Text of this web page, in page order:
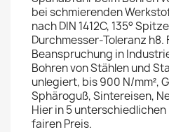
bei schmierenden
nach DIN 1412C, 135°
Durchmesser-Toleranz h8.
Beanspruchung in
Bohren von Stählen und
unlegiert, bis 900 N/mm²,
Sphäroguß, Sintereisen,
Hier in 5
fairen Preis.